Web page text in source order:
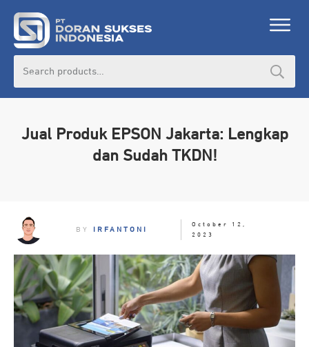
Jual Produk EPSON Jakarta: Lengkap
dan Sudah TKDN!
BY IRFANTONI
October 12,
2023